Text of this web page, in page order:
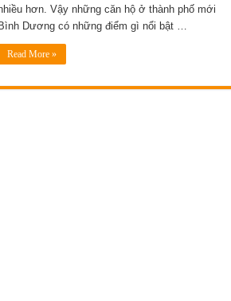
hơn. Vậy những căn hộ ở thành phố mới
Bình Dương có những điểm gì nổi bật …
Read More »